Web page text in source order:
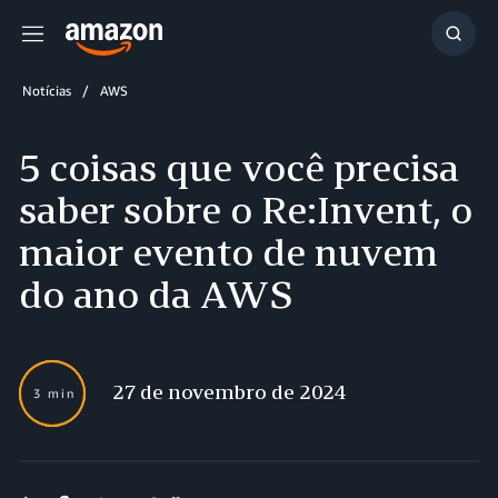
Menu
Notícias AWS
5 coisas que você precisa
saber sobre o Re:Invent, o
maior evento de nuvem
do ano da AWS
3 min 27 de novembro de 2024